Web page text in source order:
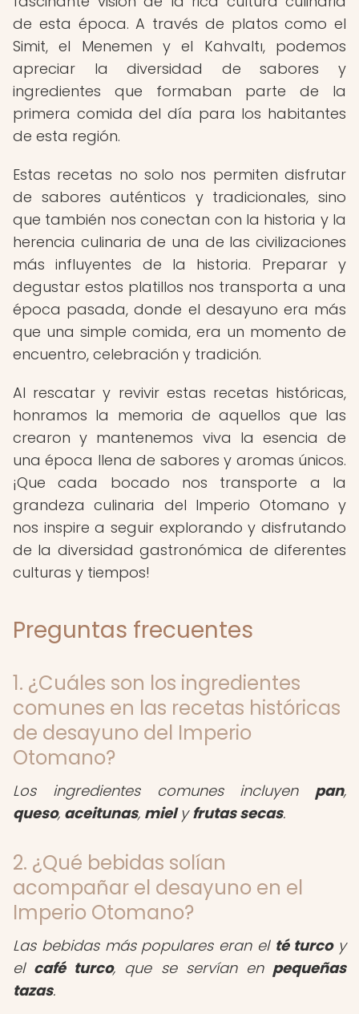
de esta época. A través de platos como el
Simit, el Menemen y el Kahvaltı, podemos
apreciar la diversidad de sabores y
ingredientes que formaban parte de la
primera comida del día para los habitantes
de esta región.
Estas recetas no solo nos permiten disfrutar
de sabores auténticos y tradicionales, sino
que también nos conectan con la historia y la
herencia culinaria de una de las civilizaciones
más influyentes de la historia. Preparar y
degustar estos platillos nos transporta a una
época pasada, donde el desayuno era más
que una simple comida, era un momento de
encuentro, celebración y tradición.
Al rescatar y revivir estas recetas históricas,
honramos la memoria de aquellos que las
crearon y mantenemos viva la esencia de
una época llena de sabores y aromas únicos.
¡Que cada bocado nos transporte a la
grandeza culinaria del Imperio Otomano y
nos inspire a seguir explorando y disfrutando
de la diversidad gastronómica de diferentes
culturas y tiempos!
Preguntas frecuentes
1. ¿Cuáles son los ingredientes
comunes en las recetas históricas
de desayuno del Imperio
Otomano?
Los ingredientes comunes incluyen pan,
queso, aceitunas, mielyfrutas secas.
2. ¿Qué bebidas solían
acompañar el desayuno en el
Imperio Otomano?
Las bebidas más populares eran el té turcoy
el café turco, que se servían en pequeñas
tazas.